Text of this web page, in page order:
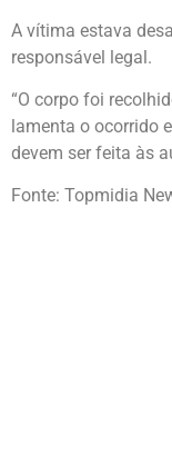
A vítima estava
responsável legal.
“O corpo foi
lamenta o ocorrido
devem ser feita às
Fonte: Topmidia